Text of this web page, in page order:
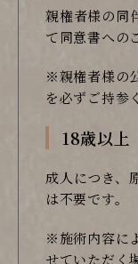
親権者様の同
て同意書への
※親権者様の
を必ずご持参
18歳以上
成人につき、
は不要です。
※施術内容に
せていただく